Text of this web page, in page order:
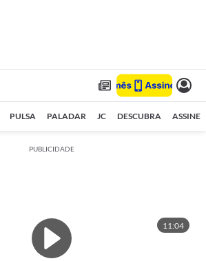
PULSA PALADAR JC DESCUBRA ASSINE
PUBLICIDADE
11:04